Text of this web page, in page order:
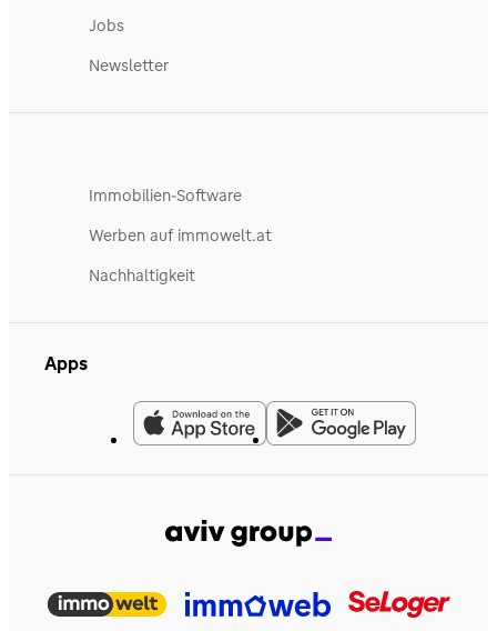
Jobs
Newsletter
Immobilien-Software
Werben auf immowelt.at
Nachhaltigkeit
Apps